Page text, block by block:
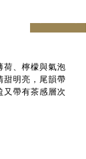
荷、檸檬與氣泡
甜明亮，尾韻帶
又帶有茶感層次